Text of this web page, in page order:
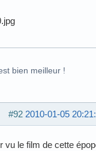
bien meilleur !
#92 2010-01-05
vu le film de cette